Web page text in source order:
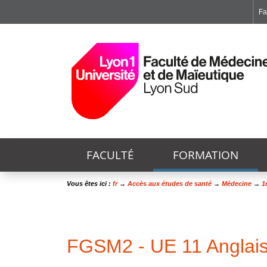
FACULTÉ FORMATION
Vous êtes ici : fr→ Accès aux études de santé → Médecine →
FGSM2 - UE 11